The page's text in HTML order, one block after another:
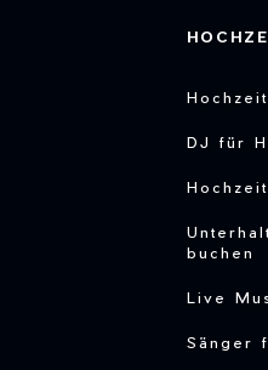
DJ für
buchen
Live
Sänger